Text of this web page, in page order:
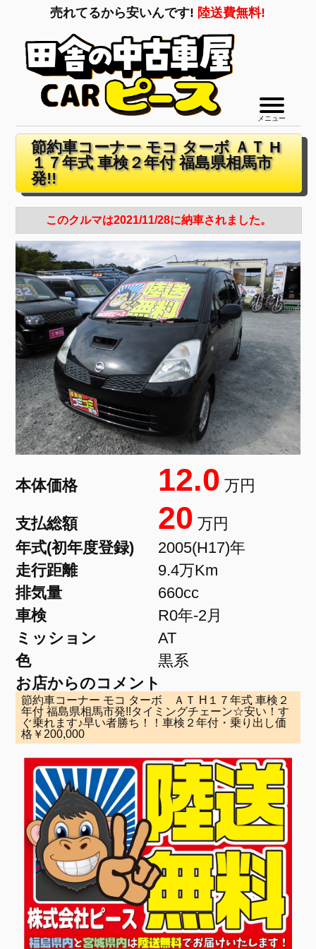
売れてるから安いんです! 陸送費無料!
メニュー
節約車コーナー モコ ターボ ＡＴ H
１７年式 車検２年付 福島県相馬市
発!!
このクルマは2021/11/28に納車されました。
本体価格 12.0 万円
支払総額 20 万円
年式(初年度登録)
2005(H17)年
走行距離
9.4万Km
排気量
660cc
車検
R0年-2月
ミッション
AT
色
黒系
お店からのコメント
節約車コーナー モコ ターボ ＡＴ H１７年式 車検２
年付 福島県相馬市発!!タイミングチェーン☆安い！す
ぐ乗れます♪早い者勝ち！！車検２年付・乗り出し価
格￥200,000